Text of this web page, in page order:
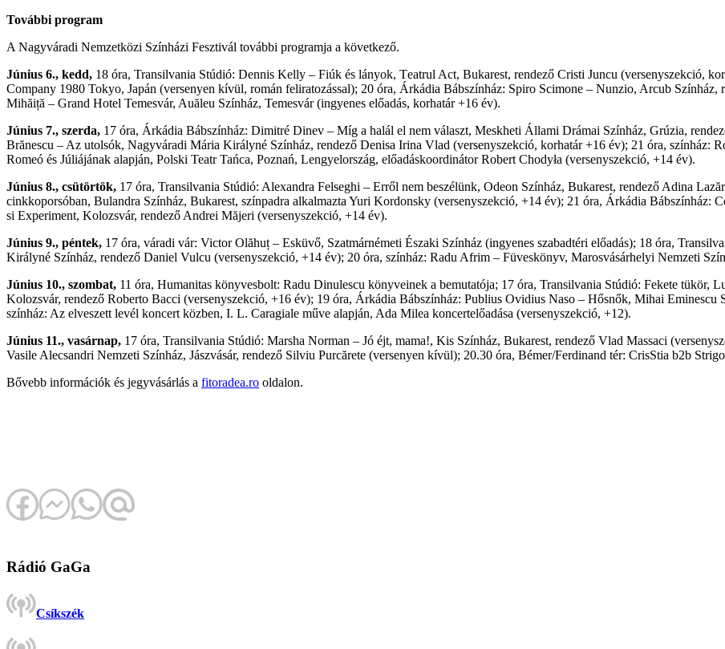
További program
A Nagyváradi Nemzetközi Színházi Fesztivál további programja a következő.
Június 6., kedd, 18 óra, Transilvania Stúdió: Dennis Kelly – Fiúk és lányok, Teatrul Act, Bukarest, rendező Cristi Juncu (versenyszekció,
Company 1980 Tokyo, Japán (versenyen kívül, román feliratozással); 20 óra, Árkádia Bábszínház: Spiro Scimone – Nunzio, Arcub
Mihăiță – Grand Hotel Temesvár, Auăleu Színház, Temesvár (ingyenes előadás, korhatár +16 év).
Június 7., szerda, 17 óra, Árkádia Bábszínház: Dimitré Dinev – Míg a halál el nem választ, Meskheti Állami Drámai Színház, Grúzia,
Brănescu – Az utolsók, Nagyváradi Mária Királyné Színház, rendező Denisa Irina Vlad (versenyszekció, korhatár +16 év); 21 óra, színház:
Romeó és Júliájának alapján, Polski Teatr Tańca, Poznań, Lengyelország, előadáskoordinátor Robert Chodyła (versenyszekció, +14 év).
Június 8., csütörtök, 17 óra, Transilvania Stúdió: Alexandra Felseghi – Erről nem beszélünk, Odeon Színház, Bukarest, rendező Adina
cinkkoporsóban, Bulandra Színház, Bukarest, színpadra alkalmazta Yuri Kordonsky (versenyszekció, +14 év); 21 óra, Árkádia Bábszínház:
si Experiment, Kolozsvár, rendező Andrei Măjeri (versenyszekció, +14 év).
Június 9., péntek, 17 óra, váradi vár: Victor Olăhuț – Esküvő, Szatmárnémeti Északi Színház (ingyenes szabadtéri előadás); 18 óra,
Királyné Színház, rendező Daniel Vulcu (versenyszekció, +14 év); 20 óra, színház: Radu Afrim – Füveskönyv, Marosvásárhelyi Nemzeti
Június 10., szombat, 11 óra, Humanitas könyvesbolt: Radu Dinulescu könyveinek a bemutatója; 17 óra, Transilvania Stúdió: Fekete tükör,
Kolozsvár, rendező Roberto Bacci (versenyszekció, +16 év); 19 óra, Árkádia Bábszínház: Publius Ovidius Naso – Hősnők, Mihai
színház: Az elveszett levél koncert közben, I. L. Caragiale műve alapján, Ada Milea koncertelőadása (versenyszekció, +12).
Június 11., vasárnap, 17 óra, Transilvania Stúdió: Marsha Norman – Jó éjt, mama!, Kis Színház, Bukarest, rendező Vlad Massaci
Vasile Alecsandri Nemzeti Színház, Jászvásár, rendező Silviu Purcărete (versenyen kívül); 20.30 óra, Bémer/Ferdinand tér: CrisStia b2b
Bővebb információk és jegyvásárlás a fitoradea.ro oldalon.
Rádió GaGa
Csíkszék